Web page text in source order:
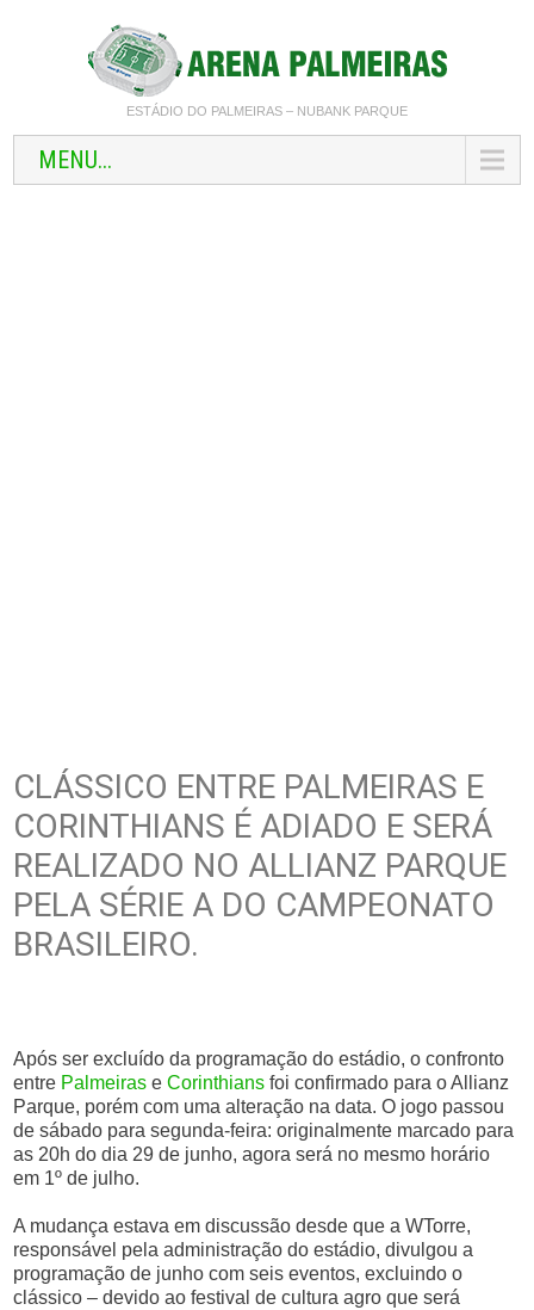
ESTÁDIO DO PALMEIRAS – NUBANK PARQUE
MENU...
CLÁSSICO ENTRE PALMEIRAS E
CORINTHIANS É ADIADO E SERÁ
REALIZADO NO ALLIANZ PARQUE
PELA SÉRIE A DO CAMPEONATO
BRASILEIRO.
Após ser excluído da programação do estádio, o confronto
entre Palmeiras eCorinthians foi confirmado para o Allianz
Parque, porém com uma alteração na data. O jogo passou
de sábado para segunda-feira: originalmente marcado para
as 20h do dia 29 de junho, agora será no mesmo horário
em 1º de julho.
A mudança estava em discussão desde que a WTorre,
responsável pela administração do estádio, divulgou a
programação de junho com seis eventos, excluindo o
clássico – devido ao festival de cultura agro que será